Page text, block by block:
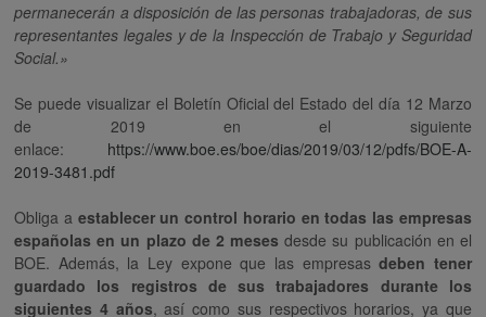
permanecerán a disposición de las personas trabajadoras, de sus
representantes legales y de la Inspección de Trabajo y Seguridad
Social.»
Se puede visualizar el Boletín Oficial del Estado del día 12 Marzo
de 2019 en el siguiente
enlace: https://www.boe.es/boe/dias/2019/03/12/pdfs/BOE-A-
2019-3481.pdf
Obliga a establecer un control horario en todas las empresas
españolas en un plazo de 2 meses desde su publicación en el
BOE. Además, la Ley expone que las empresas deben tener
guardado los registros de sus trabajadores durante los
siguientes 4 años, así como sus respectivos horarios, ya que